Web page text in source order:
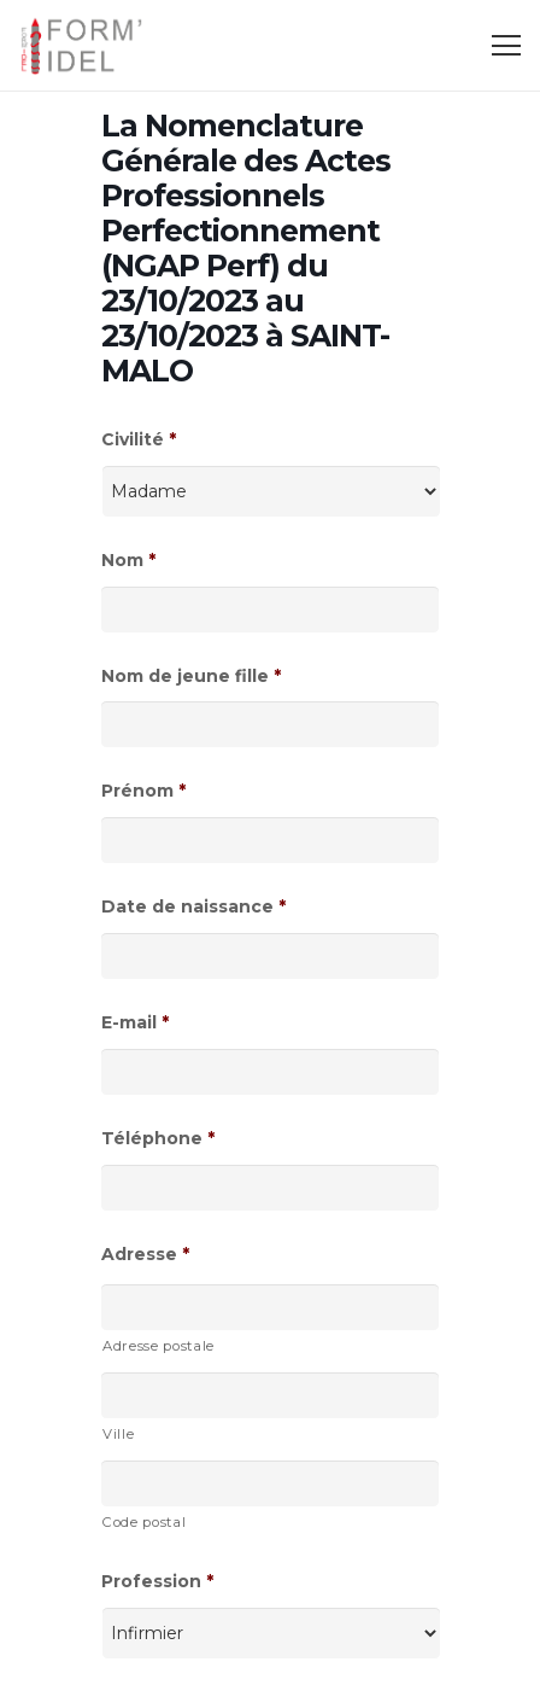
La Nomenclature
Générale des Actes
Professionnels
Perfectionnement
(NGAP Perf) du
23/10/2023 au
23/10/2023 à SAINT-
MALO
Civilité *
Nom *
Nom de jeune fille *
Prénom *
Date de naissance *
de
date
MM
E-mail *
Téléphone *
Adresse *
Adresse postale
Ville
Code postal
Profession *